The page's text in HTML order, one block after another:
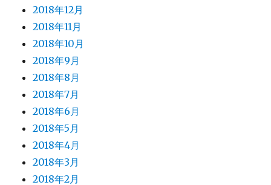
2018年12月
2018年11月
2018年10月
2018年9月
2018年8月
2018年7月
2018年6月
2018年5月
2018年4月
2018年3月
2018年2月